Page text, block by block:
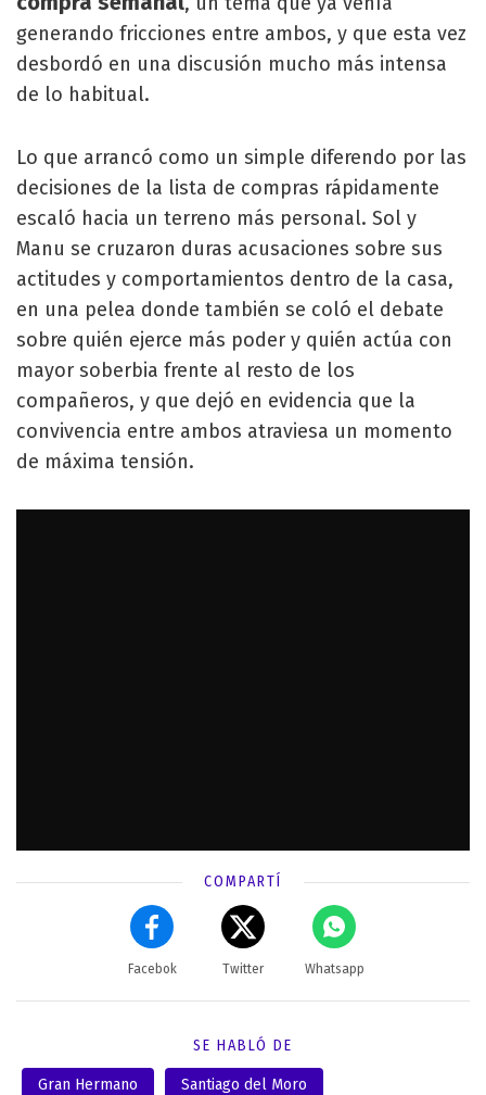
generando fricciones entre ambos, y que esta vez
desbordó en una discusión mucho más intensa
de lo habitual.
Lo que arrancó como un simple diferendo por las
decisiones de la lista de compras rápidamente
escaló hacia un terreno más personal. Sol y
Manu se cruzaron duras acusaciones sobre sus
actitudes y comportamientos dentro de la casa,
en una pelea donde también se coló el debate
sobre quién ejerce más poder y quién actúa con
mayor soberbia frente al resto de los
compañeros, y que dejó en evidencia que la
convivencia entre ambos atraviesa un momento
de máxima tensión.
COMPARTÍ
Facebok Twitter Whatsapp
SE HABLÓ DE
Gran Hermano Santiago del Moro